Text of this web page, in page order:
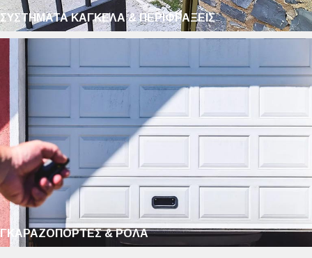
ΣΥΣΤΗΜΑΤΑ ΚΑΓΚΕΛΑ & ΠΕΡΙΦΡΑΞΕΙΣ
ΓΚΑΡΑΖΟΠΟΡΤΕΣ & ΡΟΛΑ